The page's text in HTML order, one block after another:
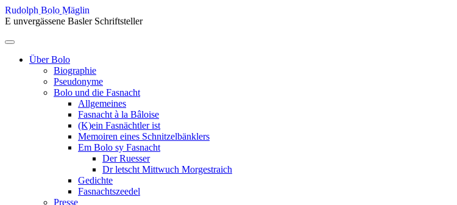
Skip
to
Rudolph Bolo Mäglin
E unvergässene Basler Schriftsteller
Menu
Über Bolo
Biographie
Pseudonyme
Bolo und die Fasnacht
Allgemeines
Fasnacht à la Bâloise
(K)ein Fasnächtler ist
Memoiren eines Schnitzelbänklers
Em Bolo sy Fasnacht
Der Ruesser
Dr letscht Mittwuch Morgestraich
Gedichte
Fasnachtszeedel
Presse